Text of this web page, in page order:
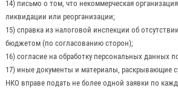
14) письмо о том, что некоммерческая
ликвидации или реорганизации;
15) справка из налоговой инспекции об
бюджетом (по согласованию сторон);
16) согласие на обработку персональных данных
17) иные документы и материалы, раскрывающие
НКО вправе подать не более одной заявки по